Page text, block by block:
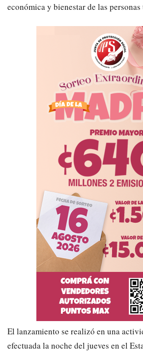
económica y bienestar de las
El lanzamiento se realizó en una
efectuada la noche del jueves en el